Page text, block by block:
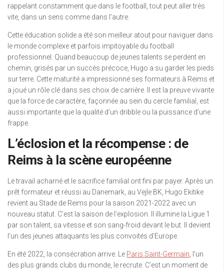
rappelant constamment que dans le football, tout peut aller très
vite, dans un sens comme dans l’autre.
Cette éducation solide a été son meilleur atout pour naviguer dans
le monde complexe et parfois impitoyable du football
professionnel. Quand beaucoup de jeunes talents se perdent en
chemin, grisés par un succès précoce, Hugo a su garder les pieds
sur terre. Cette maturité a impressionné ses formateurs à Reims et
a joué un rôle clé dans ses choix de carrière. Il est la preuve vivante
que la force de caractère, façonnée au sein du cercle familial, est
aussi importante que la qualité d’un dribble ou la puissance d’une
frappe.
L’éclosion et la récompense : de
Reims à la scène européenne
Le travail acharné et le sacrifice familial ont fini par payer. Après un
prêt formateur et réussi au Danemark, au Vejle BK, Hugo Ekitike
revient au Stade de Reims pour la saison 2021-2022 avec un
nouveau statut. C’est la saison de l’explosion. Il illumine la Ligue 1
par son talent, sa vitesse et son sang-froid devant le but. Il devient
l’un des jeunes attaquants les plus convoités d’Europe.
En été 2022, la consécration arrive. Le Paris Saint-Germain , l’un
des plus grands clubs du monde, le recrute. C’est un moment de